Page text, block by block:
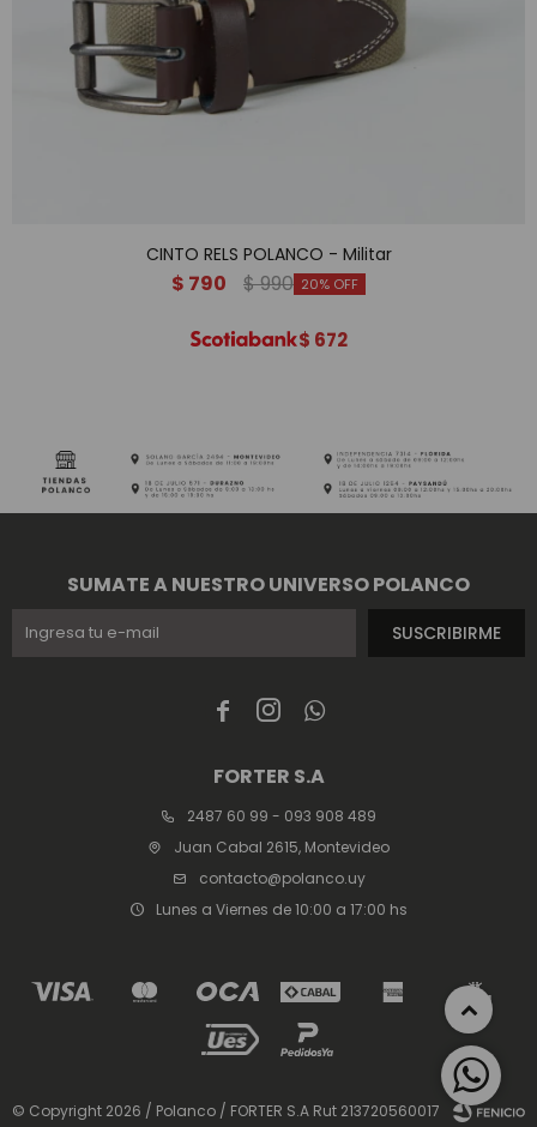
CINTO RELS POLANCO - Militar
$ 790 $990 20
$ 672
  
FORTER S.A
2487 60 99 - 093 908 489
Juan Cabal 2615, Montevideo
contacto@polanco.uy
Lunes a Viernes de 10:00 a 17:00 hs
SUMATE A NUESTRO UNIVERSO POLANCO
SUSCRIBIRME
© Copyright 2026 / Polanco / FORTER S.A Rut 213720560017